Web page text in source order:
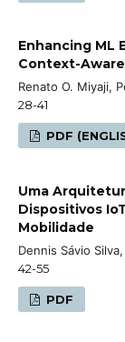
Enhancing ML
Context-
Renato O. Miyaji,
28-41
PDF
Uma
Dispositivos
Mobilidade
Dennis Sávio
42-55
PDF